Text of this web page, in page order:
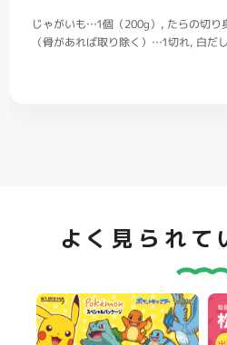
じゃがいも…1個（200g） たらの切り
（骨があれば取り除く）…1切れ 白だ
よく見られて